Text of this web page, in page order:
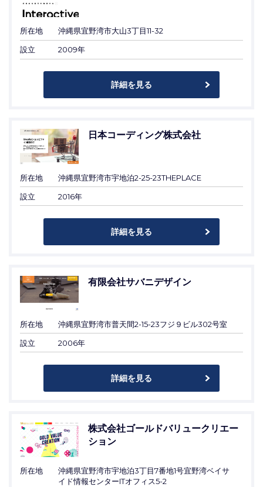
所在地
沖縄県宜野湾市大山3丁目11-32
設立
2009年
詳細を見る
日本コーディング株式会社
所在地
沖縄県宜野湾市宇地泊2-25-23THEPLACE
設立
2016年
詳細を見る
有限会社サバニデザイン
所在地
沖縄県宜野湾市普天間2-15-23フジ９ビル302号室
設立
2006年
詳細を見る
株式会社ゴールドバリュークリエー
ション
所在地
沖縄県宜野湾市宇地泊3丁目7番地1号宜野湾ベイサ
イド情報センターITオフィス5-2